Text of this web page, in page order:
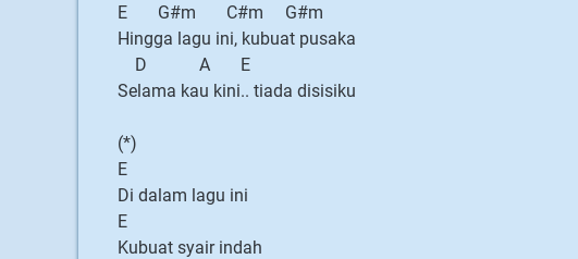
E G#m C#m G#m
Hingga lagu ini, kubuat pusaka
D A E
Selama kau kini.. tiada disisiku
(*)
E
Di dalam lagu ini
E
Kubuat syair indah